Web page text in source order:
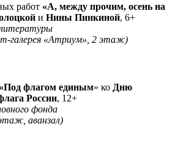
работ «А, между прочим, осень на
и Нины Пинкиной, 6+
галерея «Атриум», 2 этаж)
«Под флагом единым» ко Дню
России, 12+
фонда
аванзал)